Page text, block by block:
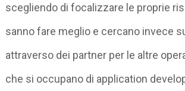
scegliendo di focalizzare le proprie
sanno fare meglio e cercano invece
attraverso dei partner per le altre
che si occupano di application